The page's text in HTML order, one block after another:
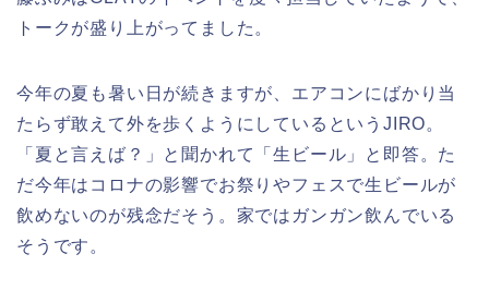
トークが盛り上がってました。
今年の夏も暑い日が続きますが、エアコンにばかり当
たらず敢えて外を歩くようにしているというJIRO。
「夏と言えば？」と聞かれて「生ビール」と即答。た
だ今年はコロナの影響でお祭りやフェスで生ビールが
飲めないのが残念だそう。家ではガンガン飲んでいる
そうです。